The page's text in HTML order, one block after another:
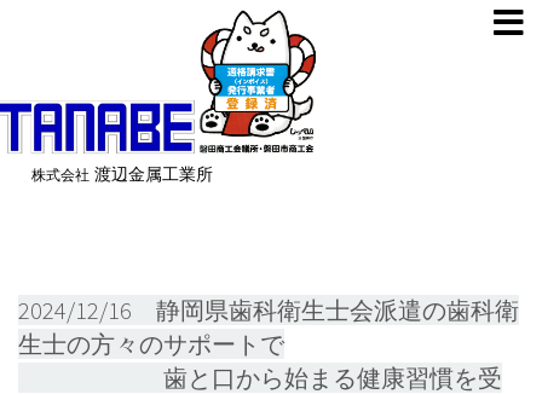
株式会社 渡辺金属工業所
2024/12/16 静岡県歯科衛生士会派遣の歯科衛
生士の方々のサポートで
歯と口から始まる健康習慣を受